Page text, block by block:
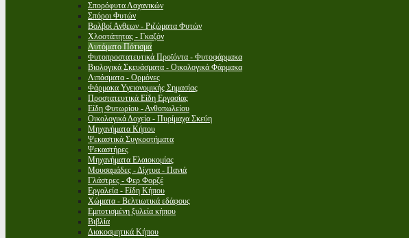
Σπορόφυτα Λαχανικών
Σπόροι Φυτών
Βολβοί Ανθεων - Ριζώματα Φυτών
Χλοοτάπητας - Γκαζόν
Αυτόματο Πότισμα
Φυτοπροστατευτικά Προϊόντα - Φυτοφάρμακα
Βιολογικά Σκευάσματα - Οικολογικά Φάρμακα
Λιπάσματα - Ορμόνες
Φάρμακα Υγειονομικής Σημασίας
Προστατευτικά Είδη Εργασίας
Είδη Φυτωρίου - Ανθοπωλείου
Οικολογικά Δοχεία - Πυρίμαχα Σκεύη
Μηχανήματα Κήπου
Ψεκαστικά Συγκροτήματα
Ψεκαστήρες
Μηχανήματα Ελαιοκομίας
Μουσαμάδες - Δίχτυα - Πανιά
Γλάστρες - Φερ Φορζέ
Εργαλεία - Είδη Κήπου
Χώματα - Βελτιωτικά εδάφους
Εμποτισμένη ξυλεία κήπου
Βιβλία
Διακοσμητικά Κήπου